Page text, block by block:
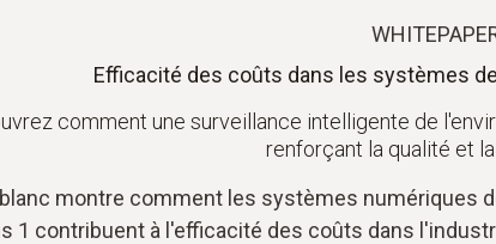
Efficacité des coûts dans les systèmes
comment une surveillance intelligente de
renforçant la qualité et
montre comment les systèmes numériques
1 contribuent à l'efficacité des coûts dans